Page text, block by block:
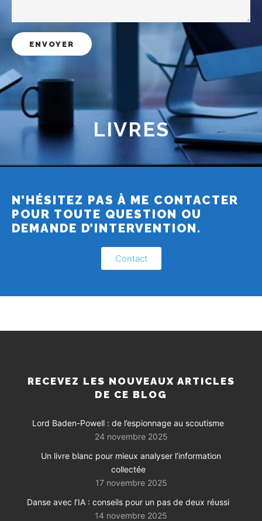
LIVRES
N’HÉSITEZ PAS À ME CONTACTER
POUR TOUTE QUESTION OU
DEMANDE D’INTERVENTION.
Contact
RECEVEZ LES NOUVEAUX ARTICLES
DE CE BLOG
Lord Baden-Powell : de l’espionnage au scoutisme
24 novembre 2025
Un livre blanc pour mieux analyser l’information
collectée
17 novembre 2025
Danse avec l’IA : conseils pour un pas de deux réussi
14 novembre 2025